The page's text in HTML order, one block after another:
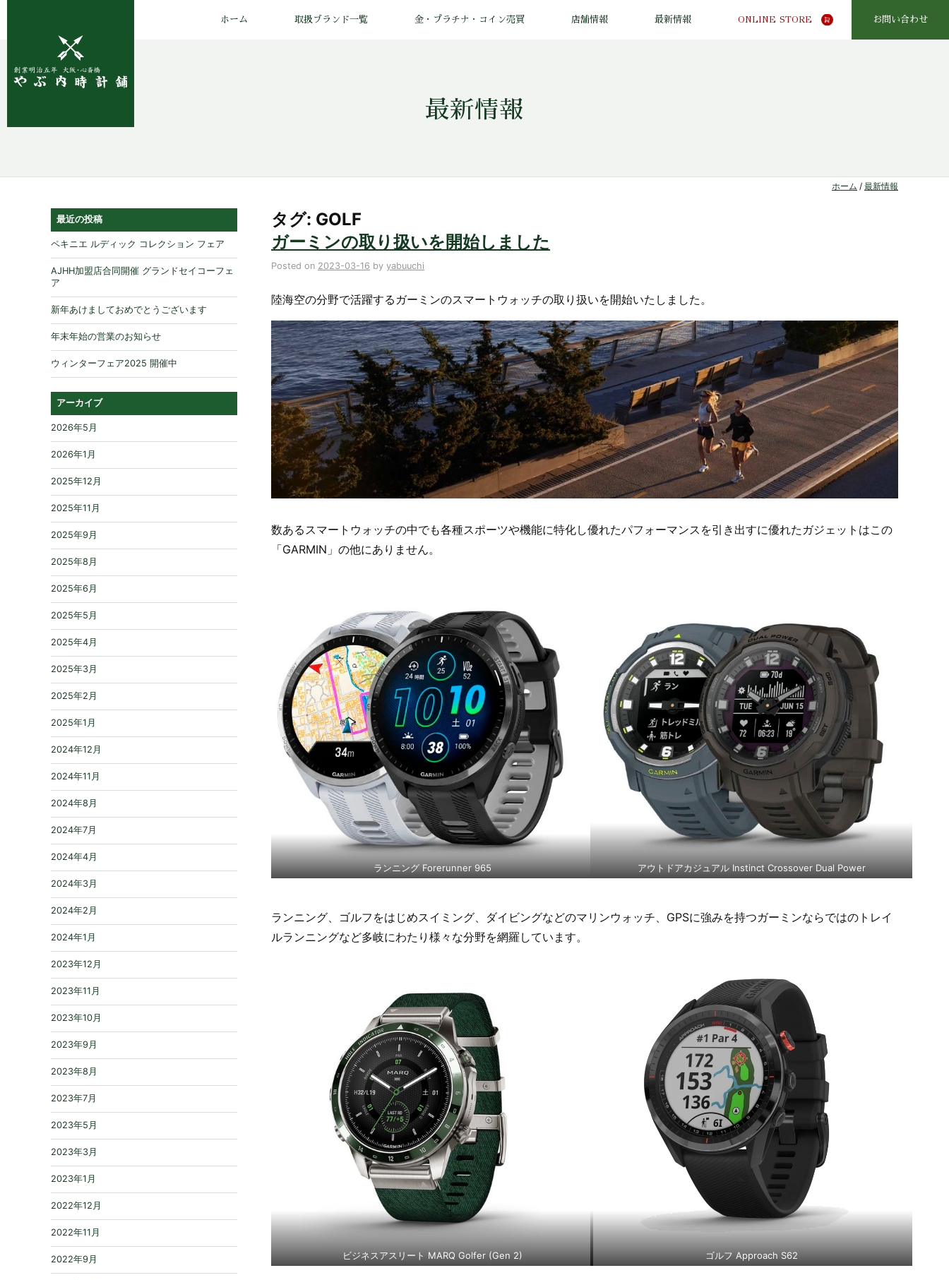
ホーム 取扱ブランド一覧 金・プラチナ・コイン売買 店舗情報 最新情報 ONLINE STORE お問い合わせ
最新情報
ホーム / 最新情報
タグ: GOLF
ガーミンの取り扱いを開始しました
Posted on 2023-03-16 by yabuuchi
陸海空の分野で活躍するガーミンのスマートウォッチの取り扱いを開始いたしました。
数あるスマートウォッチの中でも各種スポーツや機能に特化し優れたパフォーマンスを引き出すに優れたガジェットはこの
「GARMIN」の他にありません。
ランニング Forerunner 965 アウトドアカジュアル Instinct Crossover Dual Power
ランニング、ゴルフをはじめスイミング、ダイビングなどのマリンウォッチ、GPSに強みを持つガーミンならではのトレイ
ルランニングなど多岐にわたり様々な分野を網羅しています。
ビジネスアスリート MARQ Golfer (Gen 2) ゴルフ Approach S62
最近の投稿
ペキニエ ルディック コレクション フェア
AJHH加盟店合同開催 グランドセイコーフェ
ア
新年あけましておめでとうございます
年末年始の営業のお知らせ
ウィンターフェア2025 開催中
アーカイブ
2026年5月
2026年1月
2025年12月
2025年11月
2025年9月
2025年8月
2025年6月
2025年5月
2025年4月
2025年3月
2025年2月
2025年1月
2024年12月
2024年11月
2024年8月
2024年7月
2024年4月
2024年3月
2024年2月
2024年1月
2023年12月
2023年11月
2023年10月
2023年9月
2023年8月
2023年7月
2023年5月
2023年3月
2023年1月
2022年12月
2022年11月
2022年9月